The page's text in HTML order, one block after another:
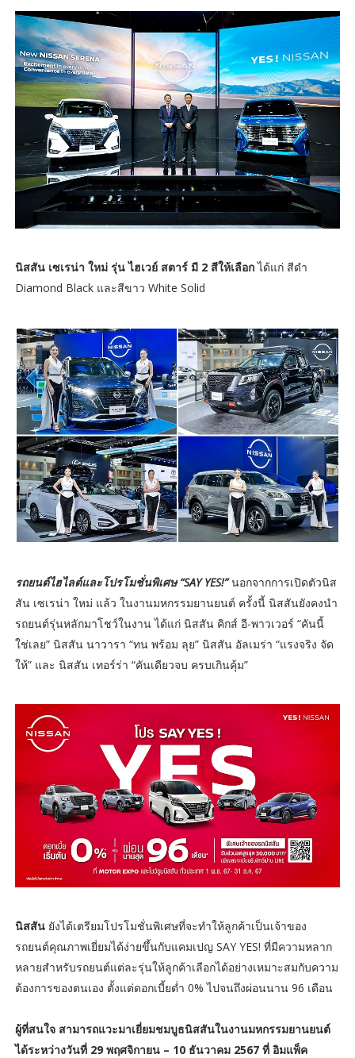
นิสสัน เซเรน่า ใหม่ รุ่น ไฮเวย์ สตาร์ มี 2 สีให้เลือกได้แก่ สีดำ
Diamond Black และสีขาว White Solid
รถยนต์ไฮไลต์และโปรโมชั่นพิเศษ “SAY YES!”นอกจากการเปิดตัวนิส
สัน เซเรน่า ใหม่ แล้ว ในงานมหกรรมยานยนต์ ครั้งนี้ นิสสันยังคงนำ
รถยนต์รุ่นหลักมาโชว์ในงาน ได้แก่ นิสสัน คิกส์ อี-พาวเวอร์ “คันนี้
ใช่เลย” นิสสัน นาวารา “ทน พร้อม ลุย” นิสสัน อัลเมร่า “แรงจริง จัด
ให้” และ นิสสัน เทอร์ร่า “คันเดียวจบ ครบเกินคุ้ม”
นิสสันยังได้เตรียมโปรโมชั่นพิเศษที่จะทำให้ลูกค้าเป็นเจ้าของ
รถยนต์คุณภาพเยี่ยมได้ง่ายขึ้นกับแคมเปญ SAY YES! ที่มีความหลาก
หลายสำหรับรถยนต์แต่ละรุ่นให้ลูกค้าเลือกได้อย่างเหมาะสมกับความ
ต้องการของตนเอง ตั้งแต่ดอกเบี้ยต่ำ 0% ไปจนถึงผ่อนนาน 96 เดือน
ผู้ที่สนใจ สามารถแวะมาเยี่ยมชมบูธนิสสันในงานมหกรรมยานยนต์
ได้ระหว่างวันที่ 29 พฤศจิกายน – 10 ธันวาคม 2567 ที่ อิมแพ็ค